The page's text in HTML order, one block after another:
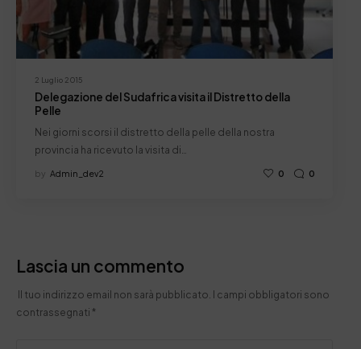
2 Luglio 2015
Delegazione del Sudafrica visita il Distretto della
Pelle
Nei giorni scorsi il distretto della pelle della nostra
provincia ha ricevuto la visita di…
by Admin_dev2 0 0
Lascia un commento
Il tuo indirizzo email non sarà pubblicato. I campi obbligatori sono
contrassegnati *